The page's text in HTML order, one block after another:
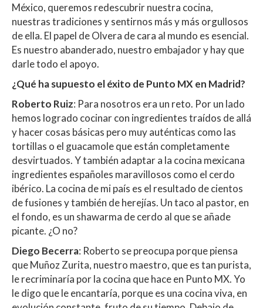
México, queremos redescubrir nuestra cocina,
nuestras tradiciones y sentirnos más y más orgullosos
de ella. El papel de Olvera de cara al mundo es esencial.
Es nuestro abanderado, nuestro embajador y hay que
darle todo el apoyo.
¿Qué ha supuesto el éxito de Punto MX en Madrid?
Roberto Ruiz: Para nosotros era un reto. Por un lado
hemos logrado cocinar con ingredientes traídos de allá
y hacer cosas básicas pero muy auténticas como las
tortillas o el guacamole que están completamente
desvirtuados. Y también adaptar a la cocina mexicana
ingredientes españoles maravillosos como el cerdo
ibérico. La cocina de mi país es el resultado de cientos
de fusiones y también de herejías. Un taco al pastor, en
el fondo, es un shawarma de cerdo al que se añade
picante. ¿O no?
Diego Becerra: Roberto se preocupa porque piensa
que Muñoz Zurita, nuestro maestro, que es tan purista,
le recriminaría por la cocina que hace en Punto MX. Yo
le digo que le encantaría, porque es una cocina viva, en